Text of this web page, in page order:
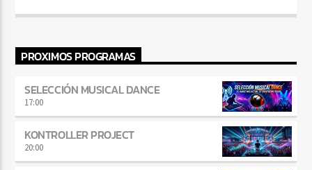
www.facebook.com/remembersesions Escúchame en directo los
repartidas por todo el mundo.
PROXIMOS PROGRAMAS
SELECCIÓN MUSICAL DANCE
17:00
KONTROLLER PROJECT
20:00